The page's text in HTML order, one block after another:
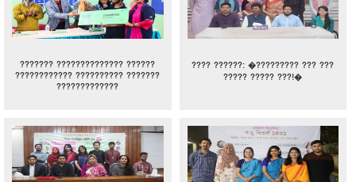
??????? ?????????????? ??????
???????????? ?????????? ???????
?????????????
???? ??????: �????????? ??? ???
????? ????? ???!�